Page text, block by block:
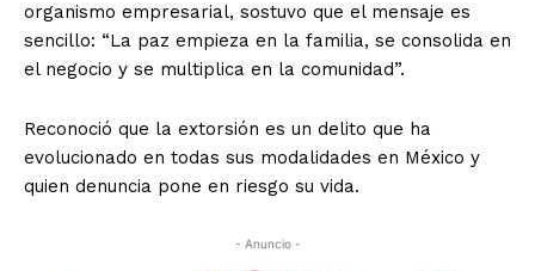
organismo empresarial, sostuvo que el mensaje es
sencillo: “La paz empieza en la familia, se consolida en
el negocio y se multiplica en la comunidad”.
Reconoció que la extorsión es un delito que ha
evolucionado en todas sus modalidades en México y
quien denuncia pone en riesgo su vida.
- Anuncio -